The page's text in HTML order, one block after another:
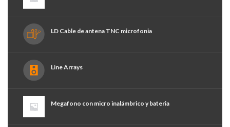
LD Cable de antena TNC microfonia
Line Arrays
Megafono con micro inalámbrico y bateria